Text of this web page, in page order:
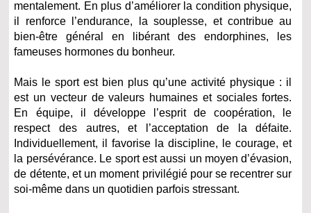
mentalement. En plus d’améliorer la condition physique,
il renforce l’endurance, la souplesse, et contribue au
bien-être général en libérant des endorphines, les
fameuses hormones du bonheur.
Mais le sport est bien plus qu’une activité physique : il
est un vecteur de valeurs humaines et sociales fortes.
En équipe, il développe l’esprit de coopération, le
respect des autres, et l’acceptation de la défaite.
Individuellement, il favorise la discipline, le courage, et
la persévérance. Le sport est aussi un moyen d’évasion,
de détente, et un moment privilégié pour se recentrer sur
soi-même dans un quotidien parfois stressant.